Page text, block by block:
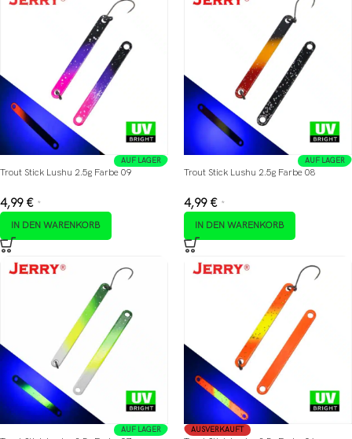
AUF LAGER
Trout Stick Lushu 2.5g Farbe 09
4,99 € *
IN DEN WARENKORB
AUF LAGER
Trout Stick Lushu 2.5g Farbe 08
4,99 € *
IN DEN WARENKORB
AUF LAGER AUSVERKAUFT